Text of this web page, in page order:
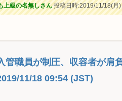
上級の名無しさん投稿日時:2019/11/18(月
管職員が制圧、収容者が
11/18 09:54 (JST)